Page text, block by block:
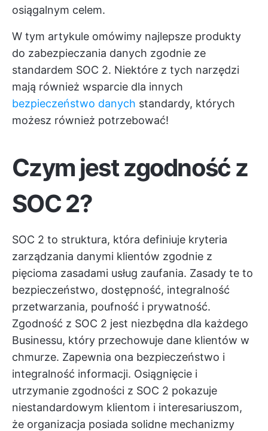
osiągalnym celem.
W tym artykule omówimy najlepsze produkty
do zabezpieczania danych zgodnie ze
standardem SOC 2. Niektóre z tych narzędzi
mają również wsparcie dla innych
bezpieczeństwo danych standardy, których
możesz również potrzebować!
Czym jest zgodność z
SOC 2?
SOC 2 to struktura, która definiuje kryteria
zarządzania danymi klientów zgodnie z
pięcioma zasadami usług zaufania. Zasady te to
bezpieczeństwo, dostępność, integralność
przetwarzania, poufność i prywatność.
Zgodność z SOC 2 jest niezbędna dla każdego
Businessu, który przechowuje dane klientów w
chmurze. Zapewnia ona bezpieczeństwo i
integralność informacji. Osiągnięcie i
utrzymanie zgodności z SOC 2 pokazuje
niestandardowym klientom i interesariuszom,
że organizacja posiada solidne mechanizmy